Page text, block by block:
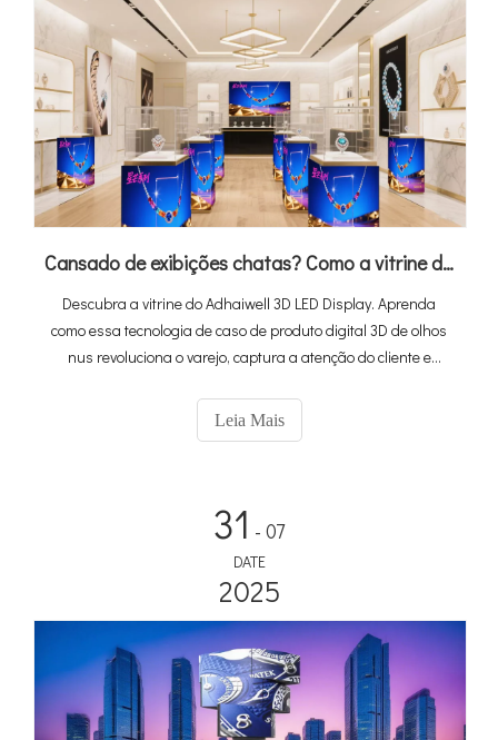
Cansado de exibições chatas? Como a vitrine de LED 3D destaca seus produtos
Descubra a vitrine do Adhaiwell 3D LED Display. Aprenda
como essa tecnologia de caso de produto digital 3D de olhos
nus revoluciona o varejo, captura a atenção do cliente e
para versões virtuais.
Leia Mais
31 - 07
DATE
2025